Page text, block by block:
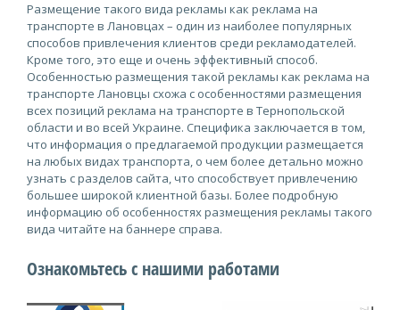
Размещение такого вида рекламы как реклама на
транспорте в Лановцах – один из наиболее популярных
способов привлечения клиентов среди рекламодателей.
Кроме того, это еще и очень эффективный способ.
Особенностью размещения такой рекламы как реклама на
транспорте Лановцы схожа с особенностями размещения
всех позиций реклама на транспорте в Тернопольской
области и во всей Украине. Специфика заключается в том,
что информация о предлагаемой продукции размещается
на любых видах транспорта, о чем более детально можно
узнать с разделов сайта, что способствует привлечению
большее широкой клиентной базы. Более подробную
информацию об особенностях размещения рекламы такого
вида читайте на баннере справа.
Ознакомьтесь с нашими работами